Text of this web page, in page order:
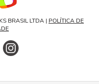
BRASIL LTDA | POLÍTICA DE